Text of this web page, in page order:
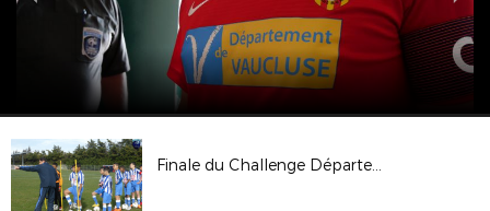
Finale du Challenge Départemental U13 2019 - St Etienne du Grès